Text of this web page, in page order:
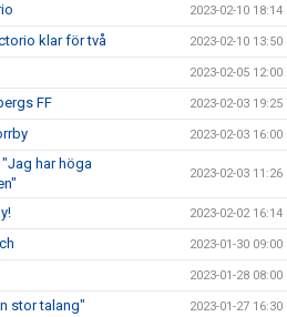
2023-02-10 18:14
klar för två 2023-02-10 13:50
2023-02-05 12:00
FF 2023-02-03 19:25
2023-02-03 16:00
har höga
2023-02-03 11:26
2023-02-02 16:14
2023-01-30 09:00
2023-01-28 08:00
stor talang" 2023-01-27 16:30